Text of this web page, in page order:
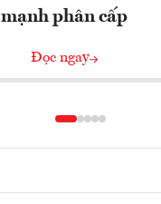
mạnh phân cấp
Đọc ngay